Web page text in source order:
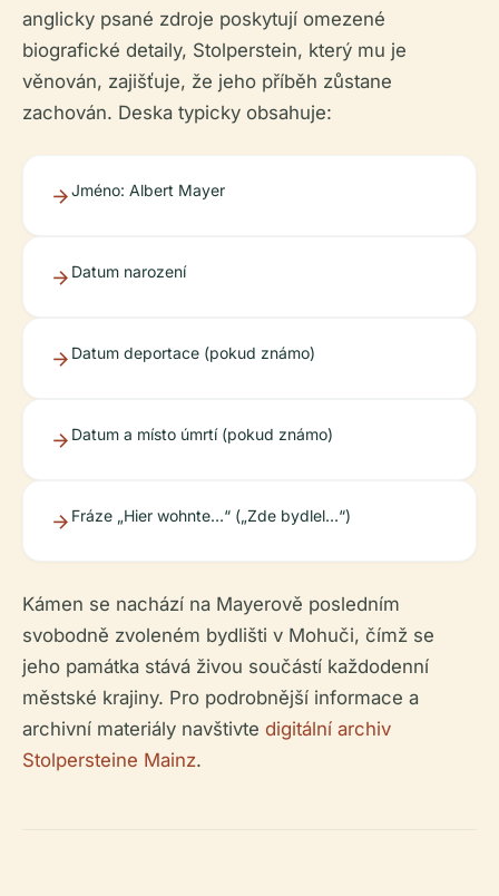
anglicky psané zdroje poskytují omezené
biografické detaily, Stolperstein, který mu je
věnován, zajišťuje, že jeho příběh zůstane
zachován. Deska typicky obsahuje:
Jméno: Albert Mayer
Datum narození
Datum deportace (pokud známo)
Datum a místo úmrtí (pokud známo)
Fráze „Hier wohnte…“ („Zde bydlel…“)
Kámen se nachází na Mayerově posledním
svobodně zvoleném bydlišti v Mohuči, čímž se
jeho památka stává živou součástí každodenní
městské krajiny. Pro podrobnější informace a
archivní materiály navštivte digitální archiv
Stolpersteine Mainz.